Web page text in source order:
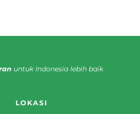
untuk Indonesia lebih baik
LOKASI